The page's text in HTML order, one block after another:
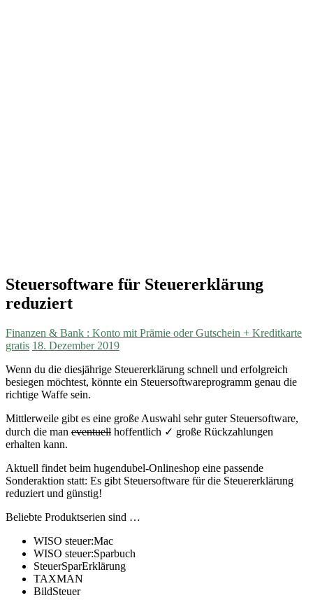
Steuersoftware für Steuererklärung
reduziert
Finanzen & Bank : Konto mit Prämie oder Gutschein + Kreditkarte
gratis 18. Dezember 2019
Wenn du die diesjährige Steuererklärung schnell und erfolgreich
besiegen möchtest, könnte ein Steuersoftwareprogramm genau die
richtige Waffe sein.
Mittlerweile gibt es eine große Auswahl sehr guter Steuersoftware,
durch die man eventuell hoffentlich ✓ große Rückzahlungen
erhalten kann.
Aktuell findet beim hugendubel-Onlineshop eine passende
Sonderaktion statt: Es gibt Steuersoftware für die Steuererklärung
reduziert und günstig!
Beliebte Produktserien sind …
WISO steuer:Mac
WISO steuer:Sparbuch
SteuerSparErklärung
TAXMAN
BildSteuer